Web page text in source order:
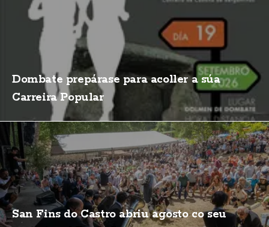
Dombate prepárase para acoller a súa
Carreira Popular
San Fins do Castro abriu agosto co seu